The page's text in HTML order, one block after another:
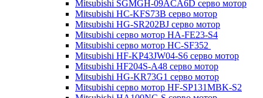
Mitsubishi SGMGH-09ACA6D серво мотор
Mitsubishi HC-KFS73B серво мотор
Mitsubishi HG-SR202BJ серво мотор
Mitsubishi серво мотор HA-FE23-S4
Mitsubishi серво мотор HC-SF352
Mitsubishi HF-KP43JW04-S6 серво мотор
Mitsubishi HF204S-A48 серво мотор
Mitsubishi HG-KR73G1 серво мотор
Mitsubishi серво мотор HF-SP131MBK-S2